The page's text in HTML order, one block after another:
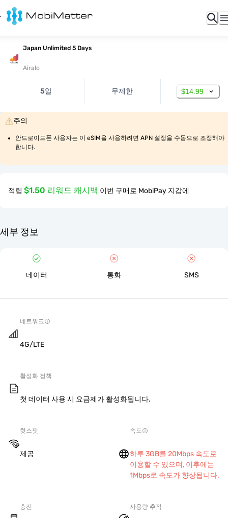
Japan Unlimited 5 Days
Airalo
5일 무제한 $14.99
주의
안드로이드폰 사용자는 이 eSIM을 사용하려면 APN 설정을 수동으로 조정해야
합니다.
적립 $1.50 리워드 캐시백 이번 구매로 MobiPay 지갑에
세부 정보
데이터 통화 SMS
네트워크
4G/LTE
활성화 정책
첫 데이터 사용 시 요금제가 활성화됩니다.
핫스팟
제공
속도
하루 3GB를 20Mbps 속도로
이용할 수 있으며, 이후에는
1Mbps로 속도가 향상됩니다.
충전 사용량 추적